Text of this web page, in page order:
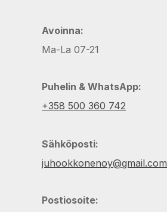
Avoinna:
Ma-La 07-21
Puhelin & WhatsApp:
+358 500 360 742
Sähköposti:
juhookkonenoy@gmail.com
Postiosoite: